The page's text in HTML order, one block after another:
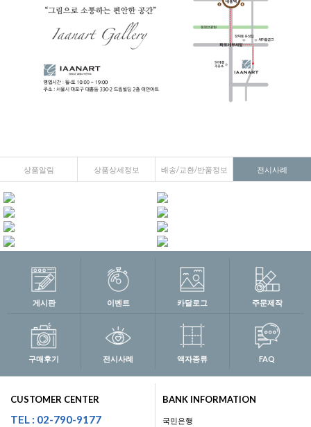
상품알림 상품상세정보 배송/교환/반품정보 전시사례
게시판 이벤트 카달로그 주문제작
구매후기 전시사례 액자종류 FAQ
CUSTOMER CENTER
TEL : 02-790-9177
BANK INFORMATION
국민은행